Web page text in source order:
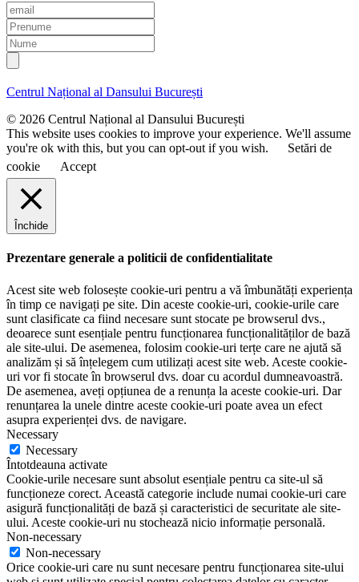
E
m
a
i
l
P
r
e
n
m
N
u
m
e
Centrul Național al Dansului București
© 2026 Centrul Național al Dansului București
This website uses cookies to improve your experience. We'll assume
you're ok with this, but you can opt-out if you wish.
Setări de
cookie
Accept
Închide
Prezentare generale a politicii de confidentialitate
Acest site web folosește cookie-uri pentru a vă îmbunătăți experiența
în timp ce navigați pe site. Din aceste cookie-uri, cookie-urile care
sunt clasificate ca fiind necesare sunt stocate pe browserul dvs.,
deoarece sunt esențiale pentru funcționarea funcționalităților de bază
ale site-ului. De asemenea, folosim cookie-uri terțe care ne ajută să
analizăm și să înțelegem cum utilizați acest site web. Aceste cookie-
uri vor fi stocate în browserul dvs. doar cu acordul dumneavoastră.
De asemenea, aveți opțiunea de a renunța la aceste cookie-uri. Dar
renunțarea la unele dintre aceste cookie-uri poate avea un efect
asupra experienței dvs. de navigare.
Necessary
Necessary
Întotdeauna activate
Cookie-urile necesare sunt absolut esențiale pentru ca site-ul să
funcționeze corect. Această categorie include numai cookie-uri care
asigură funcționalități de bază și caracteristici de securitate ale site-
ului. Aceste cookie-uri nu stochează nicio informație personală.
Non-necessary
Non-necessary
Orice cookie-uri care nu sunt necesare pentru funcționarea site-ului